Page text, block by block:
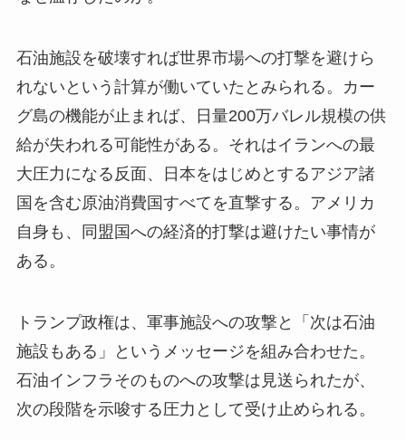
石油施設を破壊すれば世界市場への打撃を避けら
れないという計算が働いていたとみられる。カー
グ島の機能が止まれば、日量200万バレル規模の供
給が失われる可能性がある。それはイランへの最
大圧力になる反面、日本をはじめとするアジア諸
国を含む原油消費国すべてを直撃する。アメリカ
自身も、同盟国への経済的打撃は避けたい事情が
ある。
トランプ政権は、軍事施設への攻撃と「次は石油
施設もある」というメッセージを組み合わせた。
石油インフラそのものへの攻撃は見送られたが、
次の段階を示唆する圧力として受け止められる。